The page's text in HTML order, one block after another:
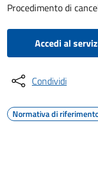
Procedimento di
Accedi al
Condividi
Normativa di